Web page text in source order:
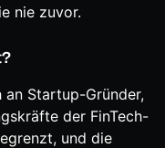
nie zuvor.
an Startup-Gründer,
der FinTech-
und die